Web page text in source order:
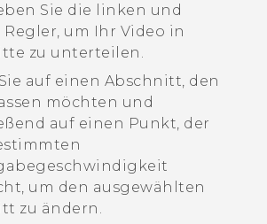
Sie die linken und
um Ihr Video in
zu unterteilen.
auf einen Abschnitt, den
möchten und
auf einen Punkt, der
um den ausgewählten
zu ändern.